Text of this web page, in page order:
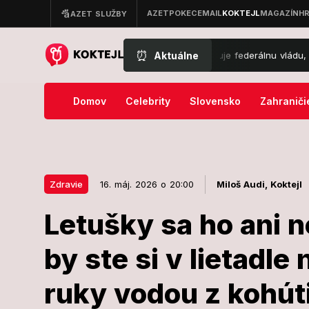
⏰ Aktuálne
Nový zvrat v kauze Epstein: Štát žaluje federálnu vládu, hovorí o
Domov Celebrity Slovensko
Zdravie 16. máj. 2026 o 20:00 Miloš Audi, Koktejl
Letušky sa ho ani
by ste si v lietadle
ruky vodou z
Letušky sa